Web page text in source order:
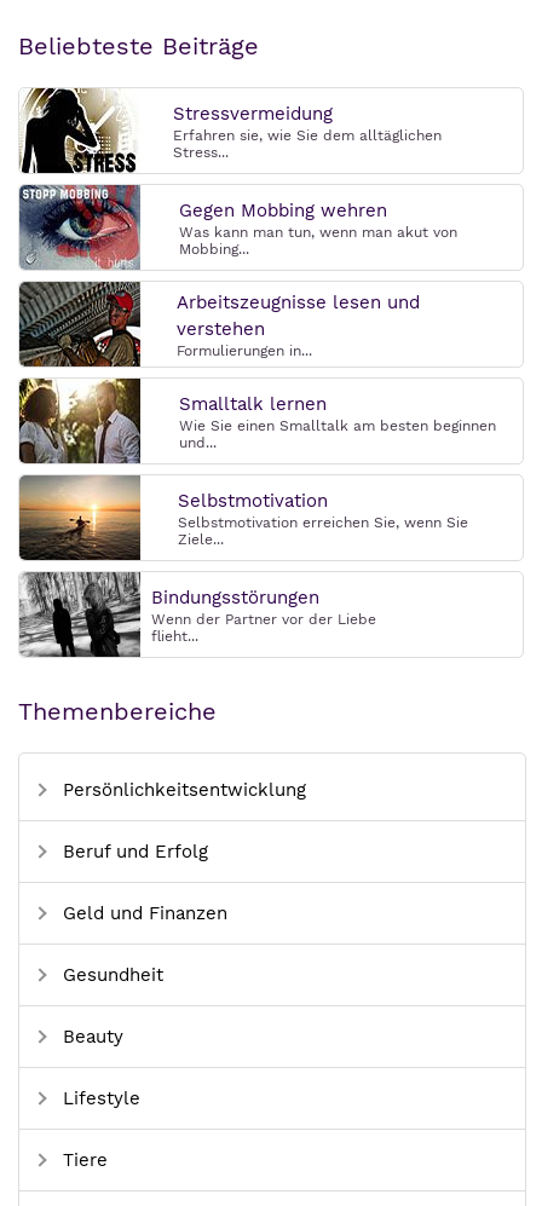
Beliebteste Beiträge
Stressvermeidung
Erfahren sie, wie Sie dem alltäglichen
Stress...
Gegen Mobbing wehren
Was kann man tun, wenn man akut von
Mobbing...
Arbeitszeugnisse lesen und
verstehen
Formulierungen in...
Smalltalk lernen
Wie Sie einen Smalltalk am besten beginnen
und...
Selbstmotivation
Selbstmotivation erreichen Sie, wenn Sie
Ziele...
Bindungsstörungen
Wenn der Partner vor der Liebe
flieht...
Themenbereiche
Persönlichkeitsentwicklung
Beruf und Erfolg
Geld und Finanzen
Gesundheit
Beauty
Lifestyle
Tiere